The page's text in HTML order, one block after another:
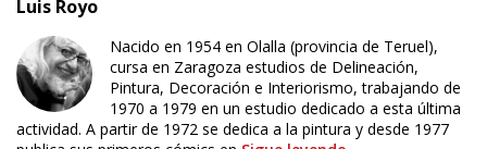
Luis Royo
Nacido en 1954 en Olalla (provincia de Teruel),
cursa en Zaragoza estudios de Delineación,
Pintura, Decoración e Interiorismo, trabajando de
1970 a 1979 en un estudio dedicado a esta última
actividad. A partir de 1972 se dedica a la pintura y desde 1977